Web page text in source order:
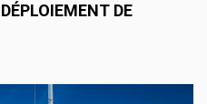
DE